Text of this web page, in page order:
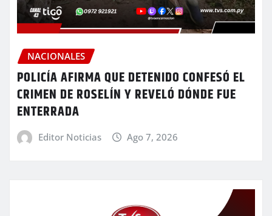
NACIONALES
POLICÍA AFIRMA QUE DETENIDO CONFESÓ EL
CRIMEN DE ROSELÍN Y REVELÓ DÓNDE FUE
ENTERRADA
Editor Noticias Ago 7, 2026